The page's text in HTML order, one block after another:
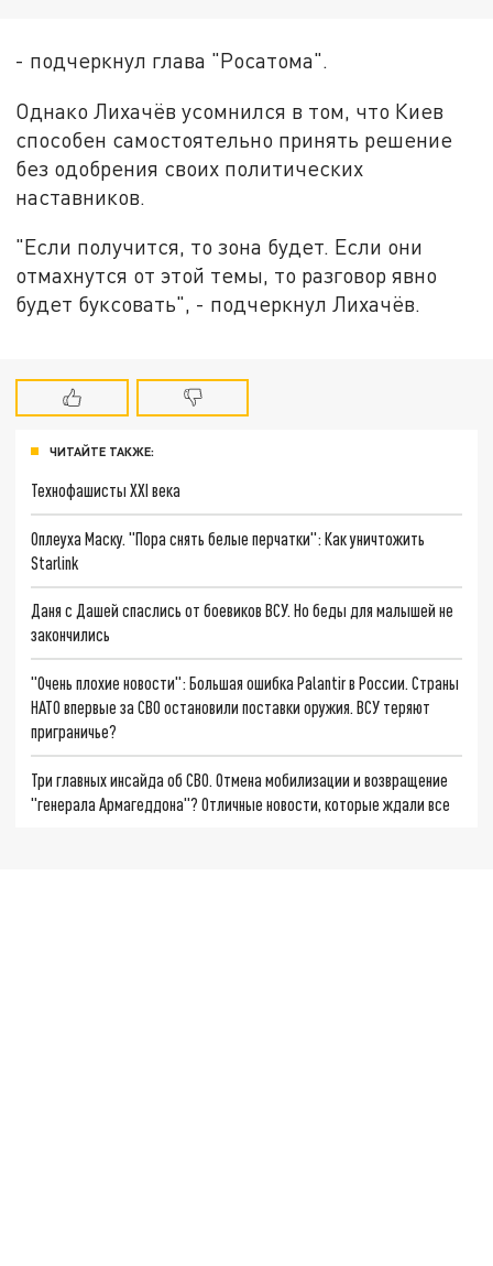
- подчеркнул глава "Росатома".
Однако Лихачёв усомнился в том, что Киев
способен самостоятельно принять решение
без одобрения своих политических
наставников.
"Если получится, то зона будет. Если они
отмахнутся от этой темы, то разговор явно
будет буксовать", - подчеркнул Лихачёв.
ЧИТАЙТЕ ТАКЖЕ:
Технофашисты XXI века
Оплеуха Маску. "Пора снять белые перчатки": Как уничтожить
Starlink
Даня с Дашей спаслись от боевиков ВСУ. Но беды для малышей не
закончились
"Очень плохие новости": Большая ошибка Palantir в России. Страны
НАТО впервые за СВО остановили поставки оружия. ВСУ теряют
приграничье?
Три главных инсайда об СВО. Отмена мобилизации и возвращение
"генерала Армагеддона"? Отличные новости, которые ждали все